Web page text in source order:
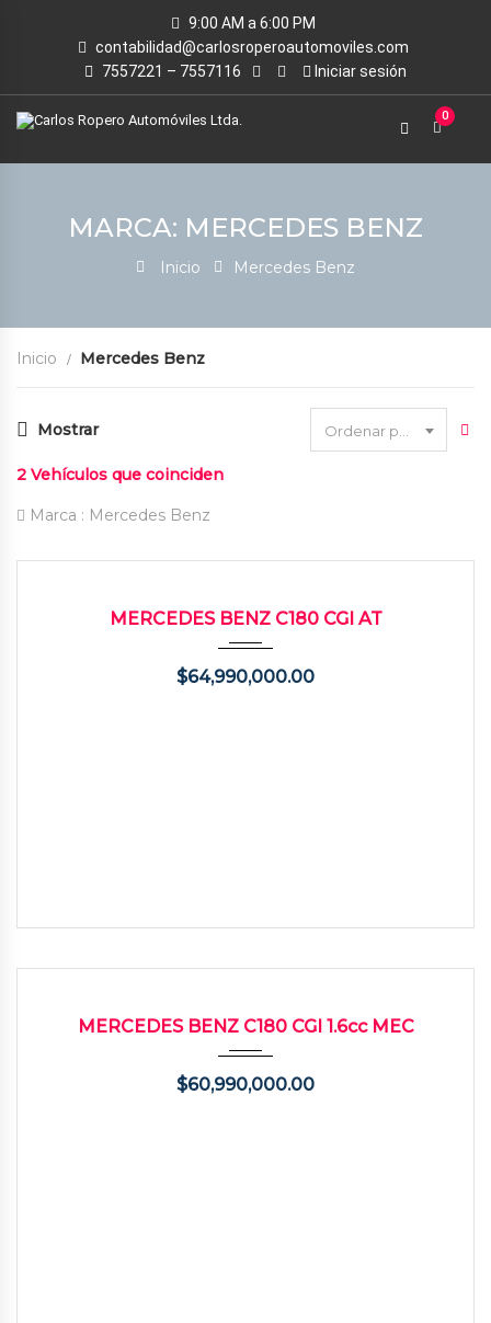
9:00 AM a 6:00 PM
contabilidad@carlosroperoautomoviles.com
7557221 – 7557116
Iniciar sesión
0
MARCA: MERCEDES BENZ
Inicio Mercedes Benz
Inicio Mercedes Benz
Mostrar
2 Vehículos que coinciden
Marca : Mercedes Benz
MERCEDES BENZ C180 CGI AT
$64,990,000.00
MERCEDES BENZ C180 CGI 1.6cc MEC
$60,990,000.00